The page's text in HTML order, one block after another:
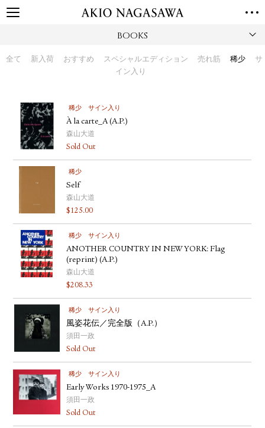
BOOKS
全て 新入荷 おすすめ スペシャルエディション 売れ筋 稀少
サ
イン入り
稀少 サイン入り
À la carte_A (A.P.)
森山大道
Sold Out
稀少
Self
森山大道
$125.00
稀少 サイン入り
ANOTHER COUNTRY IN NEW YORK: Flag
(reprint) (A.P.)
森山大道
$208.33
稀少 サイン入り
風姿花伝／完全版（A.P.）
須田一政
Sold Out
稀少 サイン入り
Early Works 1970-1975_A
須田一政
Sold Out
GALLERY
TORANOMON
PUBLISHING
ONLINE SHOP
NEWS
ABOUT
LOCATIONS
PRIVACY POLICY
GALLERY
PUBLISHING
TWITTER
FACEBOOK
YOUTUBE